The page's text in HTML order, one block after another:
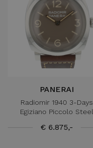
PANERAI
Radiomir 1940 3-Days
Egiziano Piccolo Steel
€ 6.875,-